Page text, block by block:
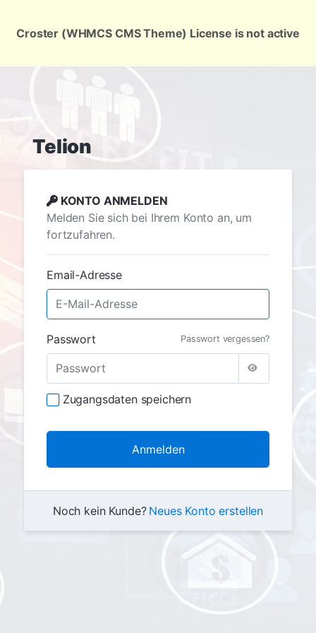
Telion
KONTO ANMELDEN
Melden Sie sich bei Ihrem Konto an, um
fortzufahren.
Email-Adresse
Passwort Passwort vergessen?
Zugangsdaten speichern
Noch kein Kunde? Neues Konto erstellen
Croster (WHMCS CMS Theme) License is not active